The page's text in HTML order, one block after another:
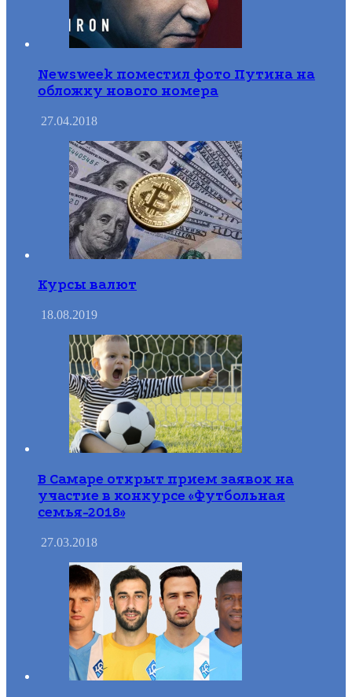
Newsweek поместил фото Путина на
обложку нового номера
27.04.2018
Курсы валют
18.08.2019
В Самаре открыт прием заявок на
участие в конкурсе «Футбольная
семья-2018»
27.03.2018